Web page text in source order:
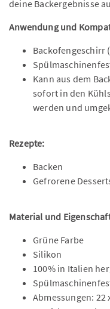
deine Backergebnisse
Anwendung und
Backofengeschirr
Kann aus dem
sofort in den
werden und
Rezepte:
Backen
Gefrorene
Material und
Grüne Farbe
Silikon
100% in Italien
Abmessungen: 22